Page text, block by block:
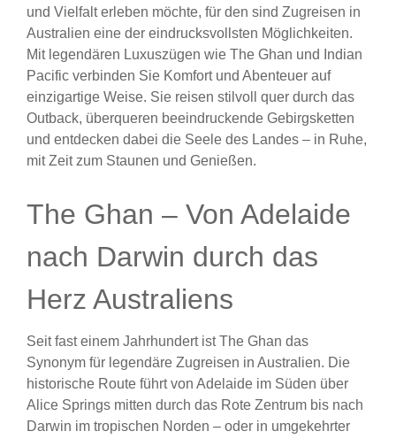
und Vielfalt erleben möchte, für den sind Zugreisen in
Australien eine der eindrucksvollsten Möglichkeiten.
Mit legendären Luxuszügen wie The Ghan und Indian
Pacific verbinden Sie Komfort und Abenteuer auf
einzigartige Weise. Sie reisen stilvoll quer durch das
Outback, überqueren beeindruckende Gebirgsketten
und entdecken dabei die Seele des Landes – in Ruhe,
mit Zeit zum Staunen und Genießen.
The Ghan – Von Adelaide
nach Darwin durch das
Herz Australiens
Seit fast einem Jahrhundert ist The Ghan das
Synonym für legendäre Zugreisen in Australien. Die
historische Route führt von Adelaide im Süden über
Alice Springs mitten durch das Rote Zentrum bis nach
Darwin im tropischen Norden – oder in umgekehrter